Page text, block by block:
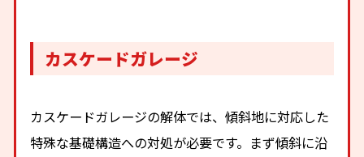
カスケードガレージ
カスケードガレージの解体では、傾斜地に対応した
特殊な基礎構造への対処が必要です。まず傾斜に沿